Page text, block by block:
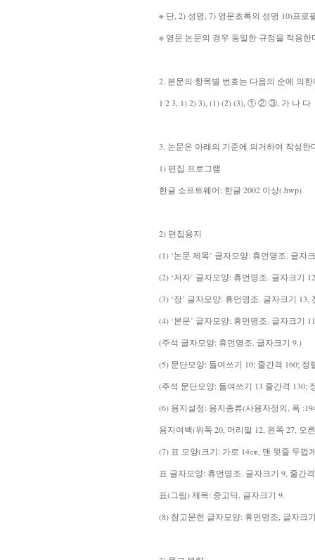
※ 단, 2) 성명, 7) 영문초록의 성명 10)프
※ 영문 논문의 경우 동일한 규정을 적용한
2. 본문의 항목별 번호는 다음의 순에 의한
1 2 3, 1) 2) 3), (1) (2) (3), ① ② ③, 가 나 다
3. 논문은 아래의 기준에 의거하여 작성한
1) 편집 프로그램
한글 소프트웨어: 한글 2002 이상(.hwp)
2) 편집용지
(1) ‘논문 제목’ 글자모양: 휴먼명조. 글자
(2) ‘저자’ 글자모양: 휴먼명조. 글자크기
(3) ‘장’ 글자모양: 휴먼명조. 글자크기 13,
(4) ‘본문’ 글자모양: 휴먼명조. 글자크기
(주석 글자모양: 휴먼명조. 글자크기 9.)
(5) 문단모양: 들여쓰기 10; 줄간격 160; 정
(주석 문단모양: 들여쓰기 13 줄간격 130;
(6) 용지설정: 용지종류(사용자정의, 폭
용지여백(위쪽 20, 머리말 12, 왼쪽 27, 오
(7) 표 모양(크기: 가로 14㎝, 맨 윗줄 두껍
표 글자모양: 휴먼명조. 글자크기 9, 줄간
표(그림) 제목: 중고딕, 글자크기 9.
(8) 참고문헌 글자모양: 휴먼명조, 글자크